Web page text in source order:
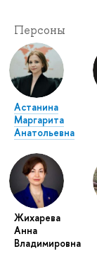
Персоны
Астанина
Маргарита
Анатольевна
Жихарева
Анна
Владимировна